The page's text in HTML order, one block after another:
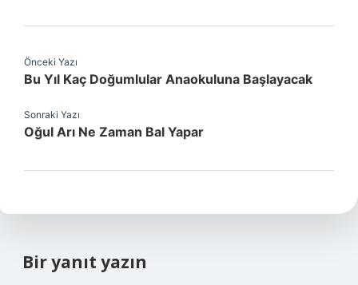
Önceki Yazı
Bu Yıl Kaç Doğumlular Anaokuluna Başlayacak
Sonraki Yazı
Oğul Arı Ne Zaman Bal Yapar
Bir yanıt yazın